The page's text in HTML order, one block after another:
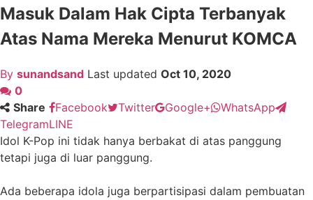
Masuk Dalam Hak Cipta Terbanyak
Atas Nama Mereka Menurut KOMCA
By sunandsand Last updated Oct 10, 2020
0
Share
Facebook Twitter Google+
WhatsApp
TelegramLINE
Idol K-Pop ini tidak hanya berbakat di atas panggung
tetapi juga di luar panggung.
Ada beberapa idola juga berpartisipasi dalam pembuatan